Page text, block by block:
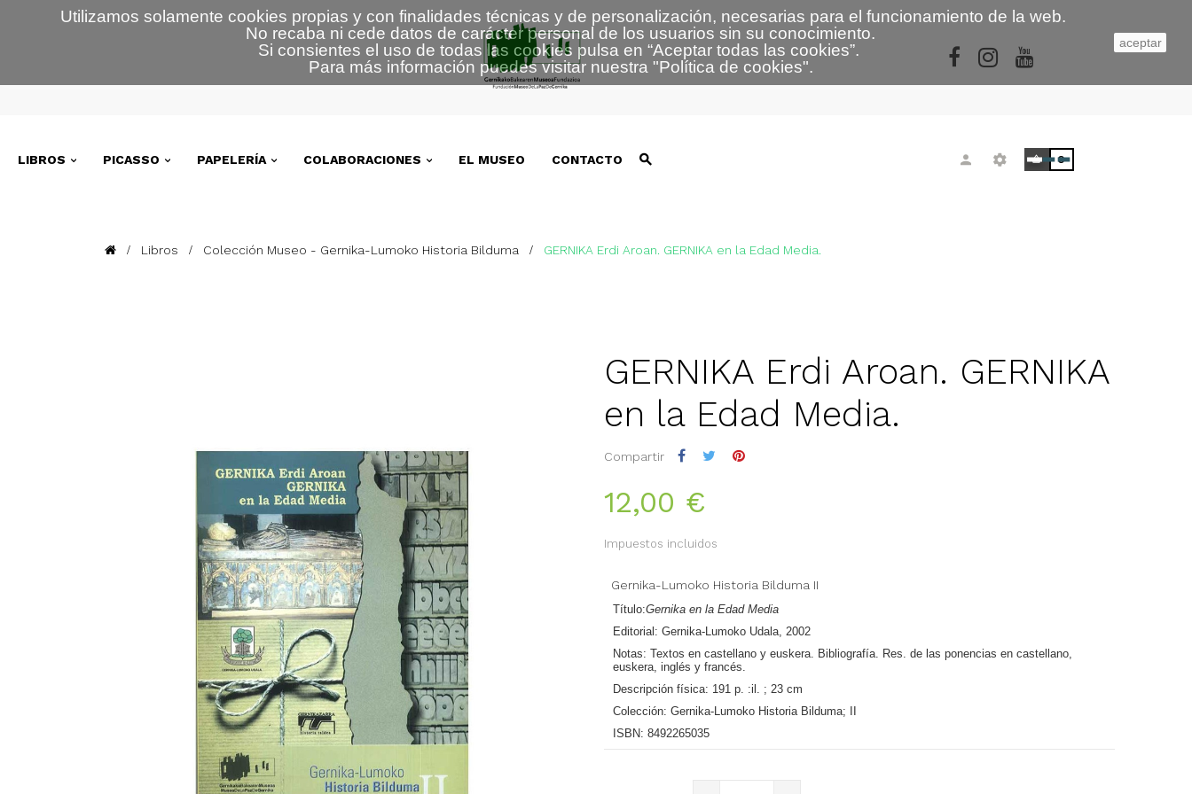
LIBROS PICASSO PAPELERÍA COLABORACIONES EL MUSEO CONTACTO 0
Libros Colección Museo - Gernika-Lumoko Historia Bilduma GERNIKA Erdi Aroan. GERNIKA en la Edad Media.
GERNIKA Erdi Aroan. GERNIKA
en la Edad Media.
Compartir
12,00 €
Impuestos incluidos
Gernika-Lumoko Historia Bilduma II
Título:Gernika en la Edad Media
Editorial: Gernika-Lumoko Udala, 2002
Notas: Textos en castellano y euskera. Bibliografía. Res. de las ponencias en castellano,
euskera, inglés y francés.
Descripción física: 191 p. :il. ; 23 cm
Colección: Gernika-Lumoko Historia Bilduma; II
ISBN: 8492265035
Utilizamos solamente cookies propias y con finalidades técnicas y de personalización, necesarias para el funcionamiento de la web.
No recaba ni cede datos de carácter personal de los usuarios sin su conocimiento.
Si consientes el uso de todas las cookies pulsa en “Aceptar todas las cookies”.
Para más información puedes visitar nuestra "Política de cookies".
aceptar